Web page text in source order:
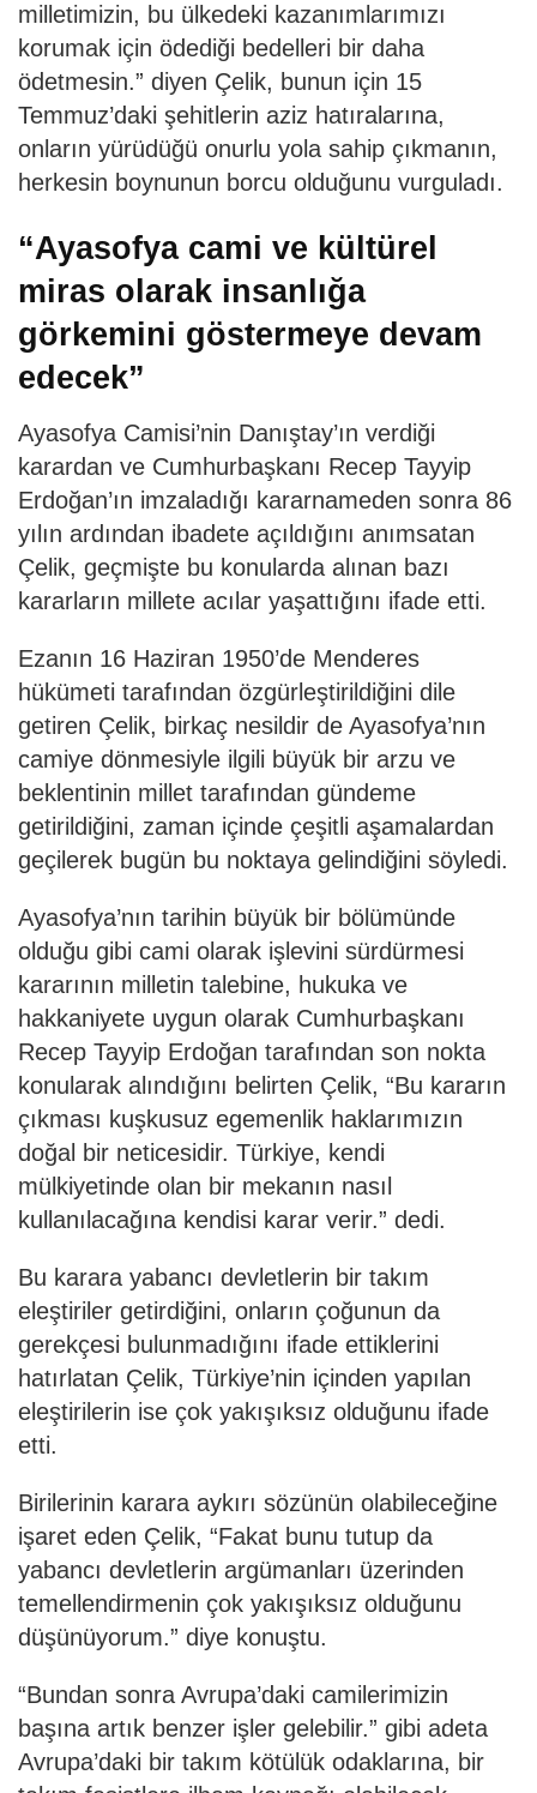
milletimizin, bu ülkedeki kazanımlarımızı
korumak için ödediği bedelleri bir daha
ödetmesin.” diyen Çelik, bunun için 15
Temmuz’daki şehitlerin aziz hatıralarına,
onların yürüdüğü onurlu yola sahip çıkmanın,
herkesin boynunun borcu olduğunu vurguladı.
“Ayasofya cami ve kültürel
miras olarak insanlığa
görkemini göstermeye devam
edecek”
Ayasofya Camisi’nin Danıştay’ın verdiği
karardan ve Cumhurbaşkanı Recep Tayyip
Erdoğan’ın imzaladığı kararnameden sonra 86
yılın ardından ibadete açıldığını anımsatan
Çelik, geçmişte bu konularda alınan bazı
kararların millete acılar yaşattığını ifade etti.
Ezanın 16 Haziran 1950’de Menderes
hükümeti tarafından özgürleştirildiğini dile
getiren Çelik, birkaç nesildir de Ayasofya’nın
camiye dönmesiyle ilgili büyük bir arzu ve
beklentinin millet tarafından gündeme
getirildiğini, zaman içinde çeşitli aşamalardan
geçilerek bugün bu noktaya gelindiğini söyledi.
Ayasofya’nın tarihin büyük bir bölümünde
olduğu gibi cami olarak işlevini sürdürmesi
kararının milletin talebine, hukuka ve
hakkaniyete uygun olarak Cumhurbaşkanı
Recep Tayyip Erdoğan tarafından son nokta
konularak alındığını belirten Çelik, “Bu kararın
çıkması kuşkusuz egemenlik haklarımızın
doğal bir neticesidir. Türkiye, kendi
mülkiyetinde olan bir mekanın nasıl
kullanılacağına kendisi karar verir.” dedi.
Bu karara yabancı devletlerin bir takım
eleştiriler getirdiğini, onların çoğunun da
gerekçesi bulunmadığını ifade ettiklerini
hatırlatan Çelik, Türkiye’nin içinden yapılan
eleştirilerin ise çok yakışıksız olduğunu ifade
etti.
Birilerinin karara aykırı sözünün olabileceğine
işaret eden Çelik, “Fakat bunu tutup da
yabancı devletlerin argümanları üzerinden
temellendirmenin çok yakışıksız olduğunu
düşünüyorum.” diye konuştu.
“Bundan sonra Avrupa’daki camilerimizin
başına artık benzer işler gelebilir.” gibi adeta
Avrupa’daki bir takım kötülük odaklarına, bir